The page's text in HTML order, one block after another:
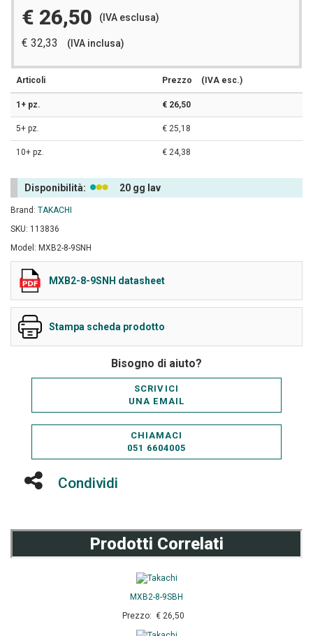
€ 26,50 (IVA esclusa)
€ 32,33 (IVA inclusa)
Articoli Prezzo (IVA esc.)
1+ pz. € 26,50
5+ pz. € 25,18
10+ pz. € 24,38
Disponibilità: 20 gg lav
Brand: TAKACHI
SKU: 113836
Model: MXB2-8-9SNH
MXB2-8-9SNH datasheet
Stampa scheda prodotto
Bisogno di aiuto?
SCRIVICI
UNA EMAIL
CHIAMACI
051 6604005
Condividi
Prodotti Correlati
MXB2-8-9SBH
Prezzo: € 26,50